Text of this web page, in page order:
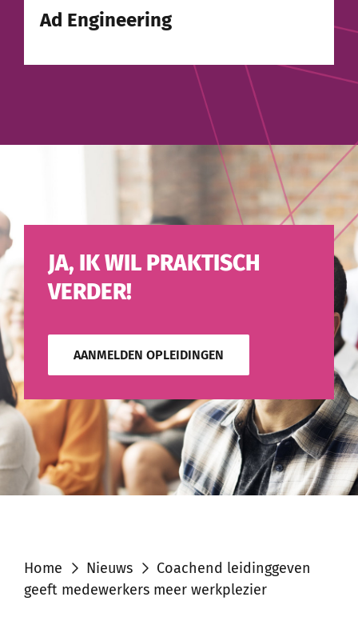
Ad Engineering
JA, IK WIL PRAKTISCH
VERDER!
AANMELDEN OPLEIDINGEN
Home Nieuws
Coachend leidinggeven
geeft medewerkers meer werkplezier